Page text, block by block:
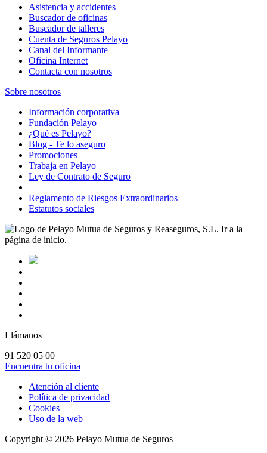
Asistencia y accidentes
Buscador de oficinas
Buscador de talleres
Cuenta de Seguros Pelayo
Canal del Informante
Oficina Internet
Contacta con nosotros
Sobre nosotros
Información corporativa
Fundación Pelayo
¿Qué es Pelayo?
Blog - Te lo aseguro
Promociones
Trabaja en Pelayo
Ley de Contrato de Seguro
Reglamento de Riesgos Extraordinarios
Estatutos sociales
Llámanos
91 520 05 00
Encuentra tu oficina
Atención al cliente
Política de privacidad
Cookies
Uso de la web
Copyright © 2026 Pelayo Mutua de Seguros